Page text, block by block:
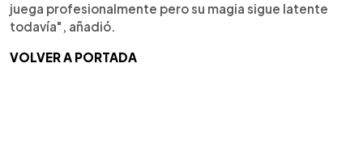
juega profesionalmente pero su magia sigue latente
todavía", añadió.
VOLVER A PORTADA